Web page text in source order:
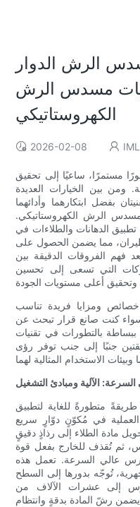
الرش الدوار
مسدس الرش
الكهروستاتيكي
2026-02-08
مستمرًا، ساعيًا إلى تحقيق
ومن بين الخيارات العديدة
بفضل ابتكارهما وأدائهما
الرش الكهروستاتيكي.
الدهانات والطلاءات في
مما يضمن الحصول على
فهم الفروقات الدقيقة بين
التي تسعى إلى تحسين
ومزايا فريدة تناسب
كنت صانع قرار تبحث عن
بالتطورات في تقنيات
جنبًا إلى جنب توفر رؤى
الآلية ومبادئ التشغيل
متطورةً للغاية لتطبيق
في مُكوّنٍ دوّارٍ سريع
مادة الطلاء إلى رذاذٍ دقيقٍ
ثم تُقذف للخارج بفعل قوة
عالي السرعة. تعمل هذه
تُوجّه بدورها إلى السطح
إلى عشرات الآلاف من